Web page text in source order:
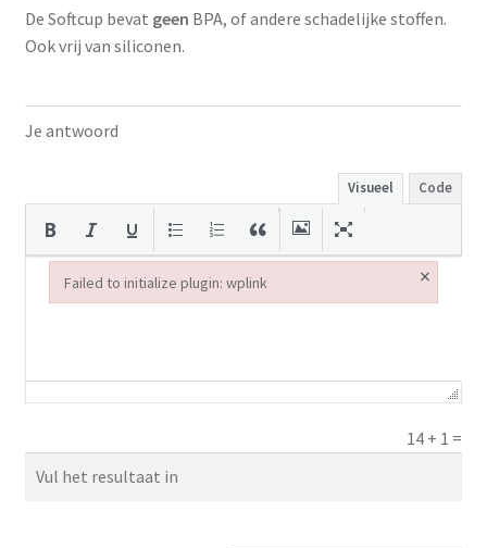
De Softcup bevat geen BPA, of andere schadelijke stoffen.
Ook vrij van siliconen.
Je antwoord
Visueel Code
14 + 1 =
Failed to initialize plugin: wplink ×
Failed to initialize plugin: wplink